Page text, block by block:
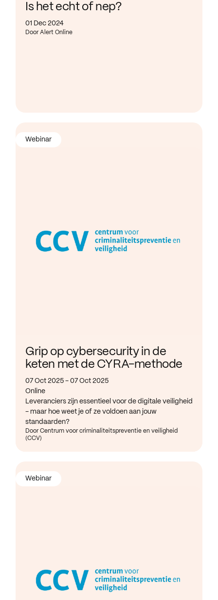
Is het echt of nep?
01 Dec 2024
Door Alert Online
Grip op cybersecurity in de
keten met de CYRA-methode
07 Oct 2025 - 07 Oct 2025
Online
Leveranciers zijn essentieel voor de digitale veiligheid
- maar hoe weet je of ze voldoen aan jouw
standaarden?
Door Centrum voor criminaliteitspreventie en veiligheid
(CCV)
Webinar
Webinar